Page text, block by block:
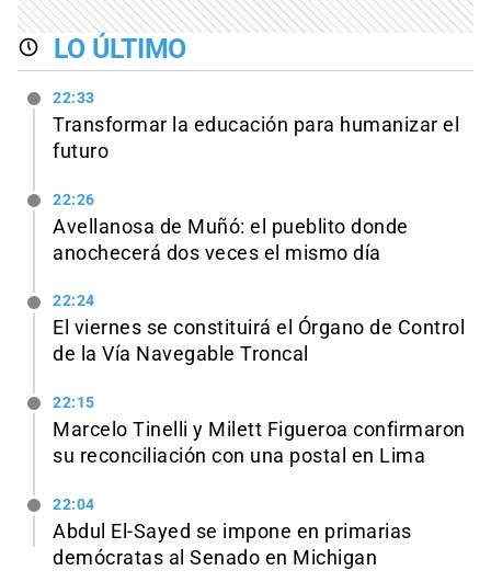
LO ÚLTIMO
22:33
Transformar la educación para humanizar el
futuro
22:26
Avellanosa de Muñó: el pueblito donde
anochecerá dos veces el mismo día
22:24
El viernes se constituirá el Órgano de Control
de la Vía Navegable Troncal
22:15
Marcelo Tinelli y Milett Figueroa confirmaron
su reconciliación con una postal en Lima
22:04
Abdul El-Sayed se impone en primarias
demócratas al Senado en Michigan